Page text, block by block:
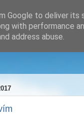
Google to deliver its
with performance
address abuse.